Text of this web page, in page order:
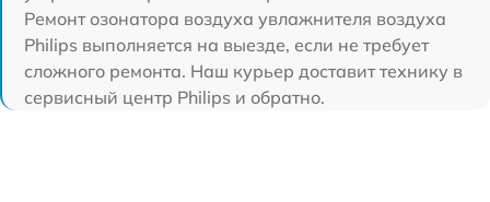
Ремонт озонатора воздуха увлажнителя воздуха
Philips выполняется на выезде, если не требует
сложного ремонта. Наш курьер доставит технику в
сервисный центр Philips и обратно.